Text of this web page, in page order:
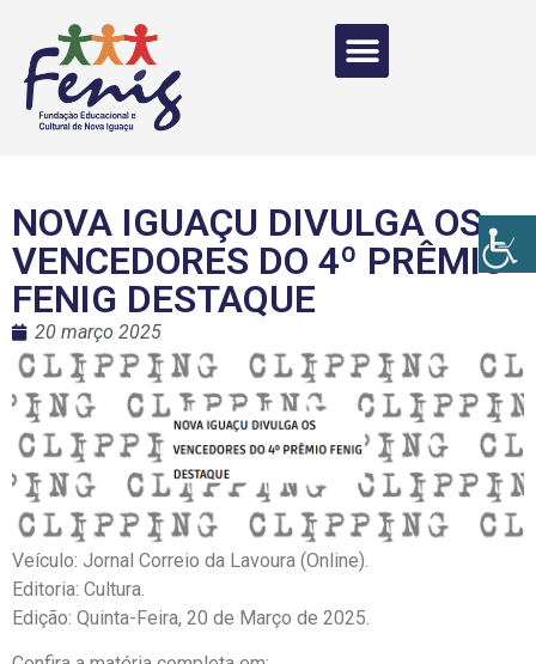
NOVA IGUAÇU DIVULGA OS
VENCEDORES DO 4º PRÊMIO
FENIG DESTAQUE
20 março 2025
Veículo: Jornal Correio da Lavoura (Online).
Editoria: Cultura.
Edição: Quinta-Feira, 20 de Março de 2025.